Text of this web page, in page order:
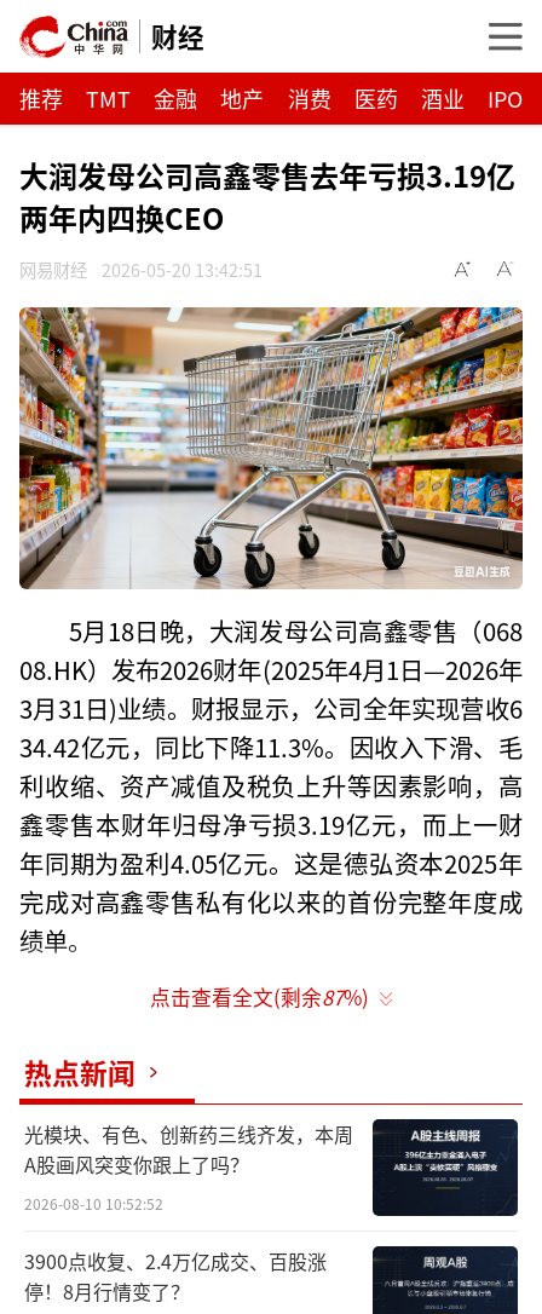
财经
推荐 TMT 金融 地产 消费 医药 酒业 IPO
大润发母公司高鑫零售去年亏损3.19亿
两年内四换CEO
网易财经 2026-05-20 13:42:51
5月18日晚，大润发母公司高鑫零售（068
08.HK）发布2026财年(2025年4月1日—2026年
3月31日)业绩。财报显示，公司全年实现营收6
34.42亿元，同比下降11.3%。因收入下滑、毛
利收缩、资产减值及税负上升等因素影响，高
鑫零售本财年归母净亏损3.19亿元，而上一财
年同期为盈利4.05亿元。这是德弘资本2025年
完成对高鑫零售私有化以来的首份完整年度成
绩单。
值得关注的是，其人事层面的持续震荡。2
因“长时间未请假且未履行职责”被董事会免
职，这已是高鑫零售两年内更换的第四任CE
O。频繁的一号位更迭叠加转型投入对利润的持
续侵蚀，这家年营收超600亿元的零售企业正面
同店销售降11%，三费扩张侵蚀利润
点击查看全文(剩余87%)
热点新闻
光模块、有色、创新药三线齐发，本周
A股画风突变你跟上了吗？
2026-08-10 10:52:52
3900点收复、2.4万亿成交、百股涨
停！8月行情变了？